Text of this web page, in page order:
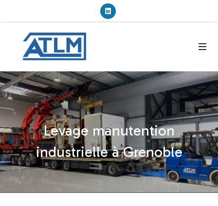
Levage manutention
industrielle à Grenoble